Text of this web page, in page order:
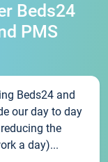
Beds24
PMS
Beds24 and
our day to day
the
a day)...